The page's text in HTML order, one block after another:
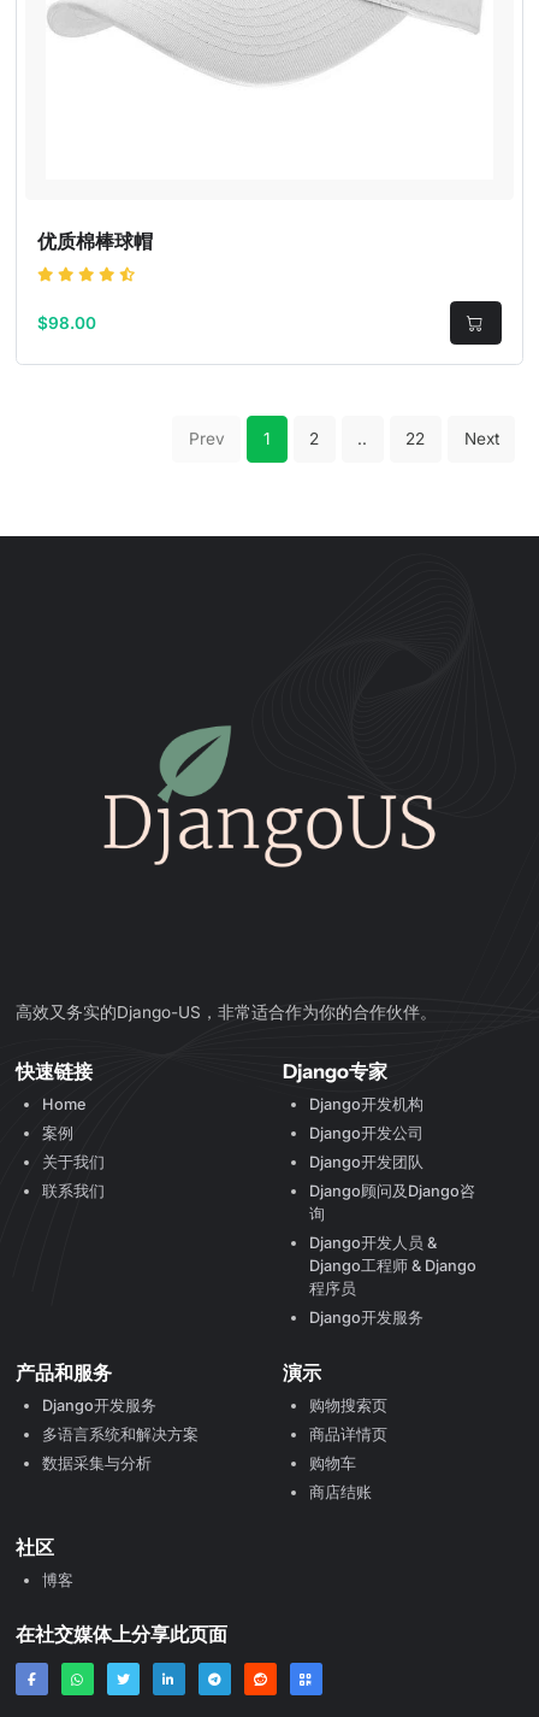
优质棉棒球帽
$98.00
Prev 1 2 .. 22 Next
高效又务实的Django-US，非常适合作为你的合作伙伴。
快速链接
Home
案例
关于我们
联系我们
Django专家
Django开发机构
Django开发公司
Django开发团队
Django顾问及Django咨
询
Django开发人员 &
Django工程师 & Django
程序员
Django开发服务
产品和服务
Django开发服务
多语言系统和解决方案
数据采集与分析
演示
购物搜索页
商品详情页
购物车
商店结账
社区
博客
在社交媒体上分享此页面